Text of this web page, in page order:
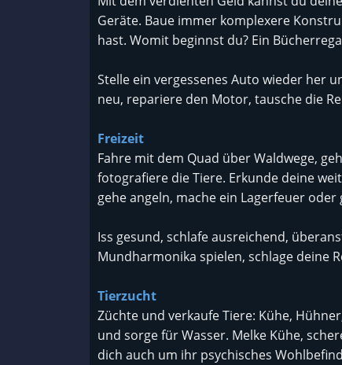
Geräte. Baue immer komplexere
hast. Womit beginnst du? Ein
Stelle ein vergessenes Auto wieder her
neu, repariere den Motor, tausche die
Freizeit
Fahre mit dem Quad über Waldwege,
fotografiere die Tiere. Erkunde deine
gehe angeln, mache ein Lagerfeuer
Iss gesund, schlafe ausreichend,
Mundharmonika spielen, schlage deine
Tierzucht
Züchte und verkaufe Tiere: Kühe,
und sorge für Wasser. Melke Kühe,
dich auch um ihr psychisches